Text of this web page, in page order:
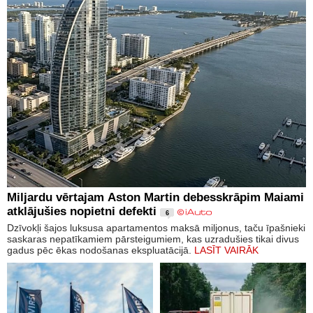
Miljardu vērtajam Aston Martin debesskrāpim Maiami
atklājušies nopietni defekti
6
Dzīvokļi šajos luksusa apartamentos maksā miljonus, taču īpašnieki
saskaras nepatīkamiem pārsteigumiem, kas uzradušies tikai divus
gadus pēc ēkas nodošanas ekspluatācijā. LASĪT VAIRĀK